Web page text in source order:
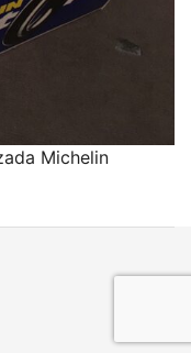
Michelin